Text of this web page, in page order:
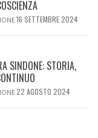
16 SETTEMBRE 2024
SINDONE: STORIA,
22 AGOSTO 2024